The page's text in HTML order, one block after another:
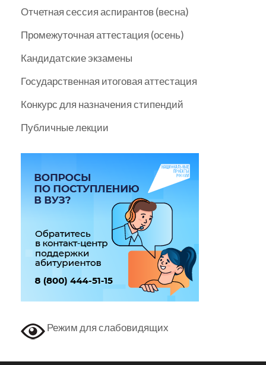
Отчетная сессия аспирантов (весна)
Промежуточная аттестация (осень)
Кандидатские экзамены
Государственная итоговая аттестация
Конкурс для назначения стипендий
Публичные лекции
Режим для слабовидящих